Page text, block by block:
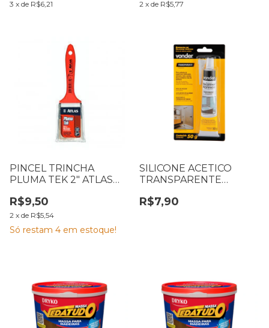
3 x de R$6,21 2 x de R$5,77
PINCEL TRINCHA
PLUMA TEK 2" ATLAS
R$9,50
2 x de R$5,54
Só restam 4 em estoque!
SILICONE ACETICO
TRANSPARENTE
1647101050
R$7,90